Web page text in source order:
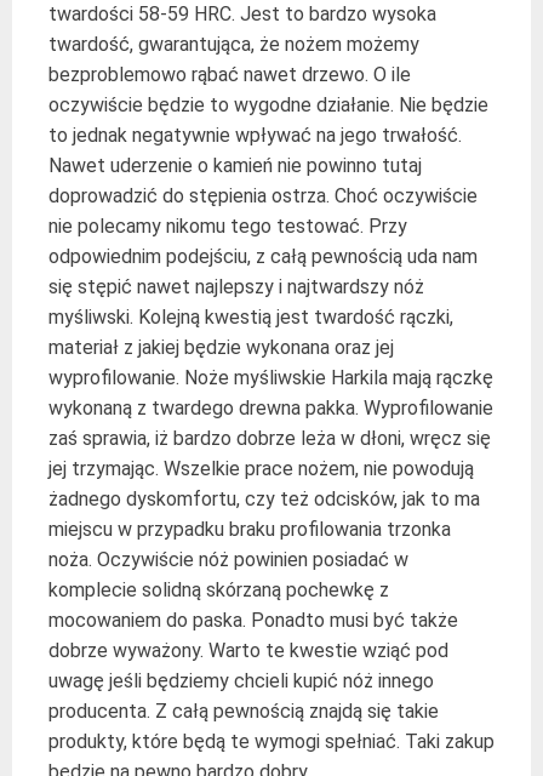
twardości 58-59 HRC. Jest to bardzo wysoka
twardość, gwarantująca, że nożem możemy
bezproblemowo rąbać nawet drzewo. O ile
oczywiście będzie to wygodne działanie. Nie będzie
to jednak negatywnie wpływać na jego trwałość.
Nawet uderzenie o kamień nie powinno tutaj
doprowadzić do stępienia ostrza. Choć oczywiście
nie polecamy nikomu tego testować. Przy
odpowiednim podejściu, z całą pewnością uda nam
się stępić nawet najlepszy i najtwardszy nóż
myśliwski. Kolejną kwestią jest twardość rączki,
materiał z jakiej będzie wykonana oraz jej
wyprofilowanie. Noże myśliwskie Harkila mają rączkę
wykonaną z twardego drewna pakka. Wyprofilowanie
zaś sprawia, iż bardzo dobrze leża w dłoni, wręcz się
jej trzymając. Wszelkie prace nożem, nie powodują
żadnego dyskomfortu, czy też odcisków, jak to ma
miejscu w przypadku braku profilowania trzonka
noża. Oczywiście nóż powinien posiadać w
komplecie solidną skórzaną pochewkę z
mocowaniem do paska. Ponadto musi być także
dobrze wyważony. Warto te kwestie wziąć pod
uwagę jeśli będziemy chcieli kupić nóż innego
producenta. Z całą pewnością znajdą się takie
produkty, które będą te wymogi spełniać. Taki zakup